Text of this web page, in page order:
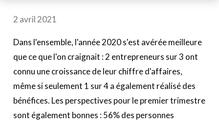
2 avril 2021
Dans l'ensemble, l'année 2020 s'est avérée meilleure
que ce que l'on craignait : 2 entrepreneurs sur 3 ont
connu une croissance de leur chiffre d'affaires,
même si seulement 1 sur 4 a également réalisé des
bénéfices. Les perspectives pour le premier trimestre
sont également bonnes : 56% des personnes
A propos
Account